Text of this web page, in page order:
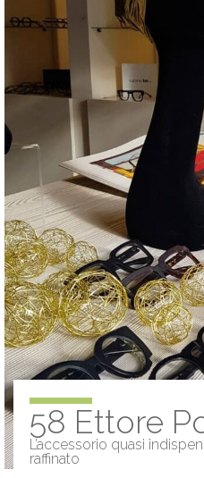
58 Ettore
L’accessorio quasi
raffinato